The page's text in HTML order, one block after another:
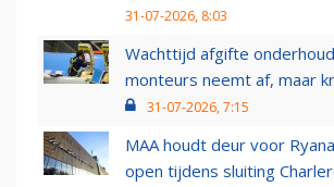
31-07-2026, 8:03
Wachttijd afgifte
monteurs neemt af, maar
31-07-2026, 7:15
MAA houdt deur voor
open tijdens sluiting